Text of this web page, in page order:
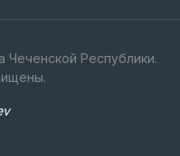
Чеченской Республики.